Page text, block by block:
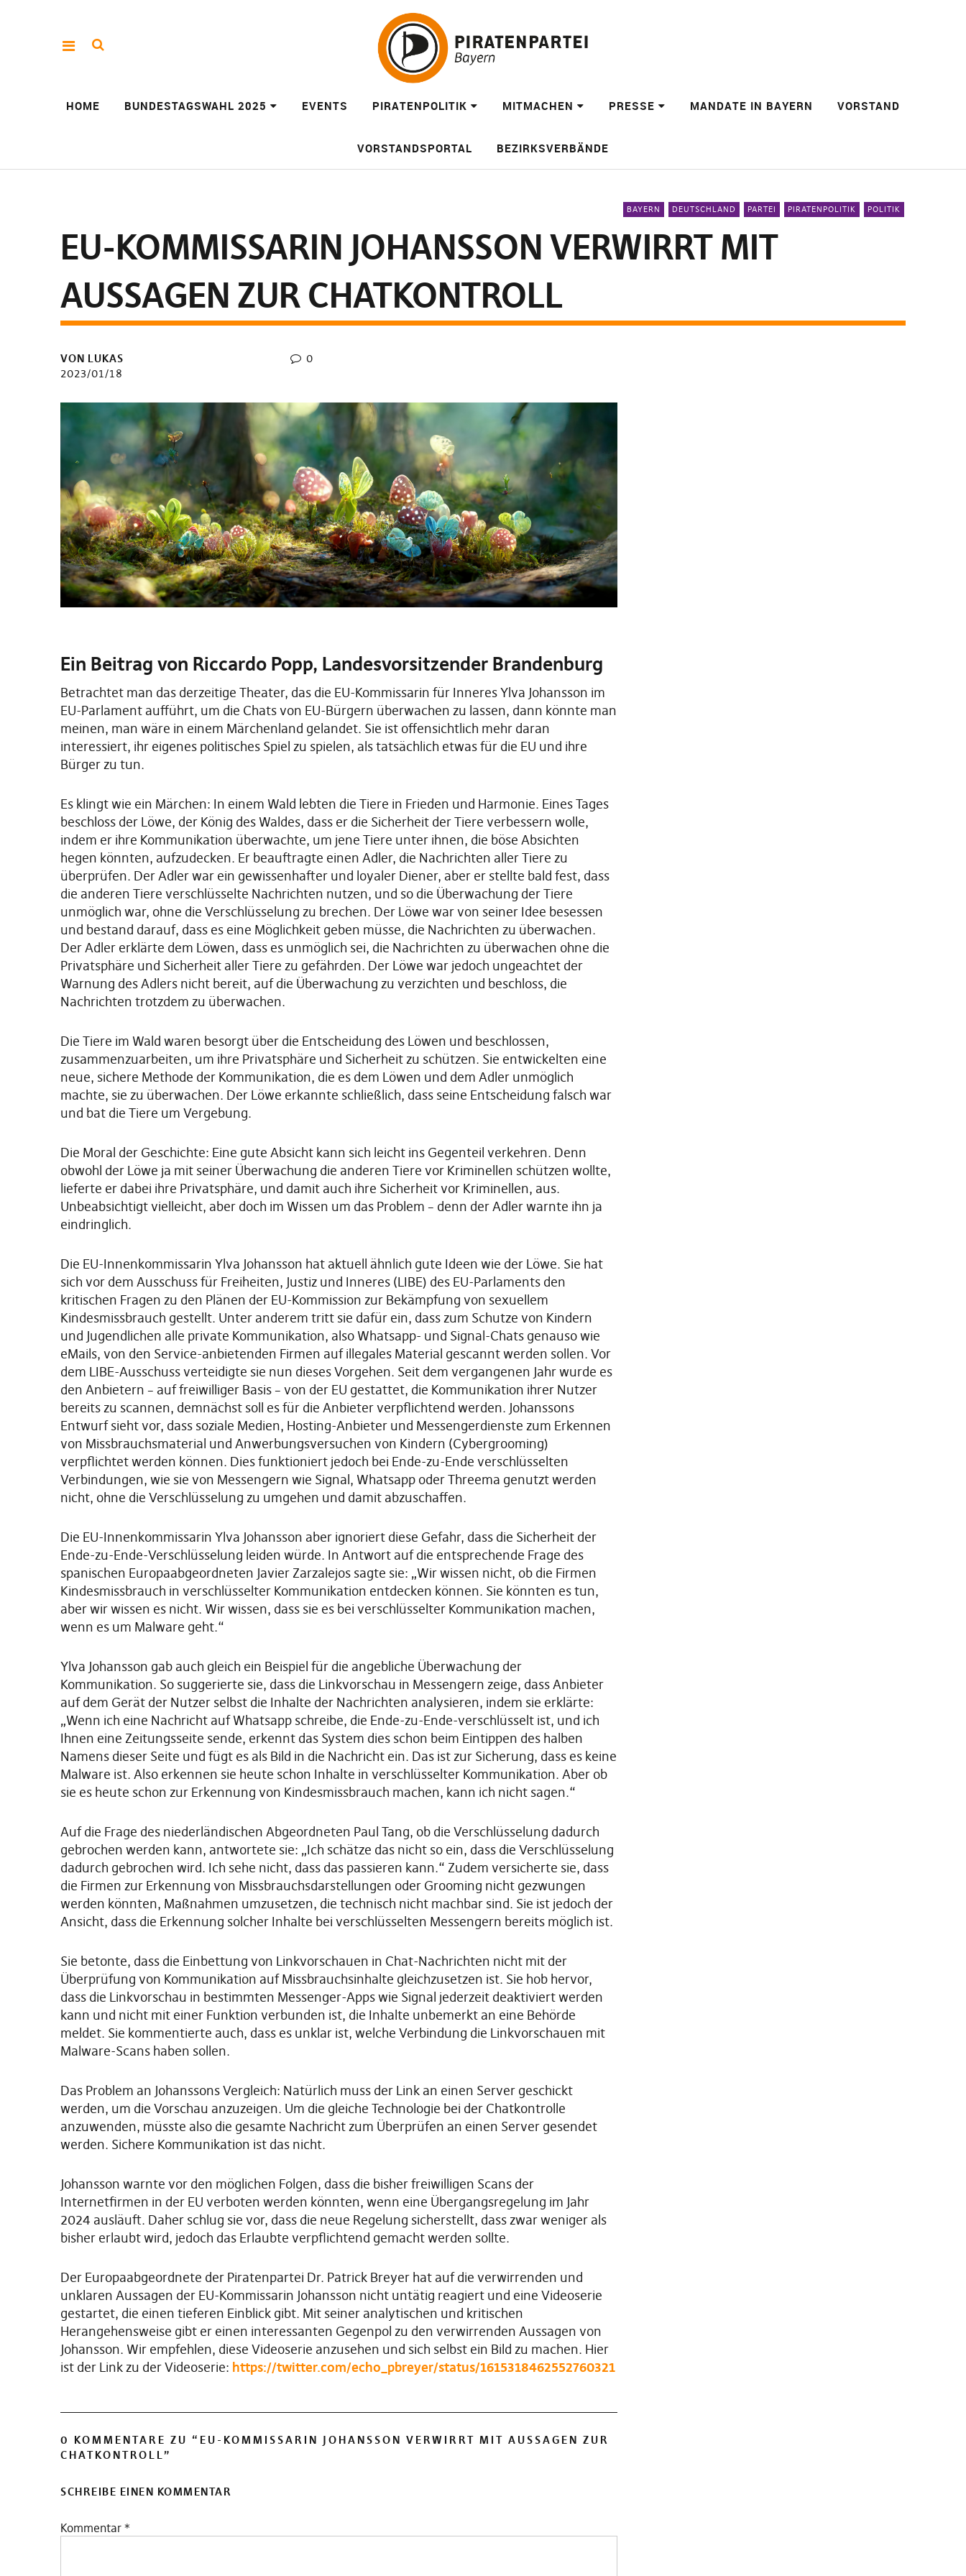
HOME BUNDESTAGSWAHL 2025 EVENTS PIRATENPOLITIK MITMACHEN PRESSE MANDATE IN BAYERN VORSTAND
VORSTANDSPORTAL BEZIRKSVERBÄNDE
BAYERN DEUTSCHLAND PARTEI PIRATENPOLITIK POLITIK
EU-KOMMISSARIN JOHANSSON VERWIRRT MIT
AUSSAGEN ZUR CHATKONTROLL
VON LUKAS
2023/01/18
0
Ein Beitrag von Riccardo Popp, Landesvorsitzender Brandenburg
Betrachtet man das derzeitige Theater, das die EU-Kommissarin für Inneres Ylva Johansson im
EU-Parlament aufführt, um die Chats von EU-Bürgern überwachen zu lassen, dann könnte man
meinen, man wäre in einem Märchenland gelandet. Sie ist offensichtlich mehr daran
interessiert, ihr eigenes politisches Spiel zu spielen, als tatsächlich etwas für die EU und ihre
Bürger zu tun.
Es klingt wie ein Märchen: In einem Wald lebten die Tiere in Frieden und Harmonie. Eines Tages
beschloss der Löwe, der König des Waldes, dass er die Sicherheit der Tiere verbessern wolle,
indem er ihre Kommunikation überwachte, um jene Tiere unter ihnen, die böse Absichten
hegen könnten, aufzudecken. Er beauftragte einen Adler, die Nachrichten aller Tiere zu
überprüfen. Der Adler war ein gewissenhafter und loyaler Diener, aber er stellte bald fest, dass
die anderen Tiere verschlüsselte Nachrichten nutzen, und so die Überwachung der Tiere
unmöglich war, ohne die Verschlüsselung zu brechen. Der Löwe war von seiner Idee besessen
und bestand darauf, dass es eine Möglichkeit geben müsse, die Nachrichten zu überwachen.
Der Adler erklärte dem Löwen, dass es unmöglich sei, die Nachrichten zu überwachen ohne die
Privatsphäre und Sicherheit aller Tiere zu gefährden. Der Löwe war jedoch ungeachtet der
Warnung des Adlers nicht bereit, auf die Überwachung zu verzichten und beschloss, die
Nachrichten trotzdem zu überwachen.
Die Tiere im Wald waren besorgt über die Entscheidung des Löwen und beschlossen,
zusammenzuarbeiten, um ihre Privatsphäre und Sicherheit zu schützen. Sie entwickelten eine
neue, sichere Methode der Kommunikation, die es dem Löwen und dem Adler unmöglich
machte, sie zu überwachen. Der Löwe erkannte schließlich, dass seine Entscheidung falsch war
und bat die Tiere um Vergebung.
Die Moral der Geschichte: Eine gute Absicht kann sich leicht ins Gegenteil verkehren. Denn
obwohl der Löwe ja mit seiner Überwachung die anderen Tiere vor Kriminellen schützen wollte,
lieferte er dabei ihre Privatsphäre, und damit auch ihre Sicherheit vor Kriminellen, aus.
Unbeabsichtigt vielleicht, aber doch im Wissen um das Problem – denn der Adler warnte ihn ja
eindringlich.
Die EU-Innenkommissarin Ylva Johansson hat aktuell ähnlich gute Ideen wie der Löwe. Sie hat
sich vor dem Ausschuss für Freiheiten, Justiz und Inneres (LIBE) des EU-Parlaments den
kritischen Fragen zu den Plänen der EU-Kommission zur Bekämpfung von sexuellem
Kindesmissbrauch gestellt. Unter anderem tritt sie dafür ein, dass zum Schutze von Kindern
und Jugendlichen alle private Kommunikation, also Whatsapp- und Signal-Chats genauso wie
eMails, von den Service-anbietenden Firmen auf illegales Material gescannt werden sollen. Vor
dem LIBE-Ausschuss verteidigte sie nun dieses Vorgehen. Seit dem vergangenen Jahr wurde es
den Anbietern – auf freiwilliger Basis – von der EU gestattet, die Kommunikation ihrer Nutzer
bereits zu scannen, demnächst soll es für die Anbieter verpflichtend werden. Johanssons
Entwurf sieht vor, dass soziale Medien, Hosting-Anbieter und Messengerdienste zum Erkennen
von Missbrauchsmaterial und Anwerbungsversuchen von Kindern (Cybergrooming)
verpflichtet werden können. Dies funktioniert jedoch bei Ende-zu-Ende verschlüsselten
Verbindungen, wie sie von Messengern wie Signal, Whatsapp oder Threema genutzt werden
nicht, ohne die Verschlüsselung zu umgehen und damit abzuschaffen.
Die EU-Innenkommissarin Ylva Johansson aber ignoriert diese Gefahr, dass die Sicherheit der
Ende-zu-Ende-Verschlüsselung leiden würde. In Antwort auf die entsprechende Frage des
spanischen Europaabgeordneten Javier Zarzalejos sagte sie: „Wir wissen nicht, ob die Firmen
Kindesmissbrauch in verschlüsselter Kommunikation entdecken können. Sie könnten es tun,
aber wir wissen es nicht. Wir wissen, dass sie es bei verschlüsselter Kommunikation machen,
wenn es um Malware geht.“
Ylva Johansson gab auch gleich ein Beispiel für die angebliche Überwachung der
Kommunikation. So suggerierte sie, dass die Linkvorschau in Messengern zeige, dass Anbieter
auf dem Gerät der Nutzer selbst die Inhalte der Nachrichten analysieren, indem sie erklärte:
„Wenn ich eine Nachricht auf Whatsapp schreibe, die Ende-zu-Ende-verschlüsselt ist, und ich
Ihnen eine Zeitungsseite sende, erkennt das System dies schon beim Eintippen des halben
Namens dieser Seite und fügt es als Bild in die Nachricht ein. Das ist zur Sicherung, dass es keine
Malware ist. Also erkennen sie heute schon Inhalte in verschlüsselter Kommunikation. Aber ob
sie es heute schon zur Erkennung von Kindesmissbrauch machen, kann ich nicht sagen.“
Auf die Frage des niederländischen Abgeordneten Paul Tang, ob die Verschlüsselung dadurch
gebrochen werden kann, antwortete sie: „Ich schätze das nicht so ein, dass die Verschlüsselung
dadurch gebrochen wird. Ich sehe nicht, dass das passieren kann.“ Zudem versicherte sie, dass
die Firmen zur Erkennung von Missbrauchsdarstellungen oder Grooming nicht gezwungen
werden könnten, Maßnahmen umzusetzen, die technisch nicht machbar sind. Sie ist jedoch der
Ansicht, dass die Erkennung solcher Inhalte bei verschlüsselten Messengern bereits möglich ist.
Sie betonte, dass die Einbettung von Linkvorschauen in Chat-Nachrichten nicht mit der
Überprüfung von Kommunikation auf Missbrauchsinhalte gleichzusetzen ist. Sie hob hervor,
dass die Linkvorschau in bestimmten Messenger-Apps wie Signal jederzeit deaktiviert werden
kann und nicht mit einer Funktion verbunden ist, die Inhalte unbemerkt an eine Behörde
meldet. Sie kommentierte auch, dass es unklar ist, welche Verbindung die Linkvorschauen mit
Malware-Scans haben sollen.
Das Problem an Johanssons Vergleich: Natürlich muss der Link an einen Server geschickt
werden, um die Vorschau anzuzeigen. Um die gleiche Technologie bei der Chatkontrolle
anzuwenden, müsste also die gesamte Nachricht zum Überprüfen an einen Server gesendet
werden. Sichere Kommunikation ist das nicht.
Johansson warnte vor den möglichen Folgen, dass die bisher freiwilligen Scans der
Internetfirmen in der EU verboten werden könnten, wenn eine Übergangsregelung im Jahr
2024 ausläuft. Daher schlug sie vor, dass die neue Regelung sicherstellt, dass zwar weniger als
bisher erlaubt wird, jedoch das Erlaubte verpflichtend gemacht werden sollte.
Der Europaabgeordnete der Piratenpartei Dr. Patrick Breyer hat auf die verwirrenden und
unklaren Aussagen der EU-Kommissarin Johansson nicht untätig reagiert und eine Videoserie
gestartet, die einen tieferen Einblick gibt. Mit seiner analytischen und kritischen
Herangehensweise gibt er einen interessanten Gegenpol zu den verwirrenden Aussagen von
Johansson. Wir empfehlen, diese Videoserie anzusehen und sich selbst ein Bild zu machen. Hier
ist der Link zu der Videoserie: https://twitter.com/echo_pbreyer/status/1615318462552760321
0 KOMMENTARE ZU “ EU-KOMMISSARIN JOHANSSON VERWIRRT MIT AUSSAGEN ZUR
CHATKONTROLL”
SCHREIBE EINEN KOMMENTAR
Kommentar *